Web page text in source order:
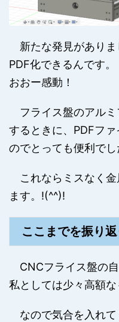
新たな発見がありま
PDF化できるんです。
おおー感動！
フライス盤のアルミ
するときに、PDFフ
のでとっても便利でし
これならミスなく金
ます。!(^^)!
ここまでを振り
CNCフライス盤の
私としては少々高額な
なので気合を入れて